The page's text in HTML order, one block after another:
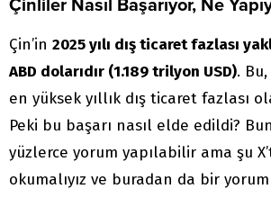
Çinliler Nasıl Başarıyor, Ne
Çin’in 2025 yılı dış ticaret fazlası
ABD dolarıdır (1.189 trilyon USD).
en yüksek yıllık dış ticaret fazlası
Peki bu başarı nasıl elde edildi?
yüzlerce yorum yapılabilir ama şu
okumalıyız ve buradan da bir yorum